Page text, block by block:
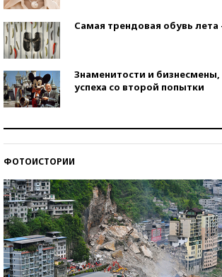
Самая трендовая обувь лета
Знаменитости и
успеха со второй попытки
ФОТОИСТОРИИ